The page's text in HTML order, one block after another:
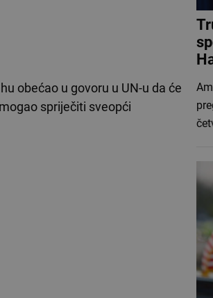
obećao u govoru u UN-u da će
spriječiti sveopći